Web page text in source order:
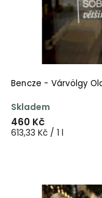
Bencze - Várvölgy
Skladem
460 Kč
613,33 Kč / 1 l